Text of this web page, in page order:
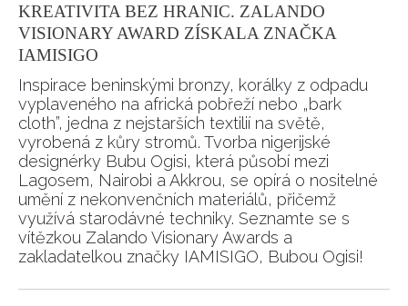
KREATIVITA BEZ HRANIC. ZALANDO
VISIONARY AWARD ZÍSKALA ZNAČKA
IAMISIGO
Inspirace beninskými bronzy, korálky z odpadu
vyplaveného na africká pobřeží nebo „bark
cloth”, jedna z nejstarších textilií na světě,
vyrobená z kůry stromů. Tvorba nigerijské
designérky Bubu Ogisi, která působí mezi
Lagosem, Nairobi a Akkrou, se opírá o nositelné
umění z nekonvenčních materiálů, přičemž
využívá starodávné techniky. Seznamte se s
vítězkou Zalando Visionary Awards a
zakladatelkou značky IAMISIGO, Bubou Ogisi!